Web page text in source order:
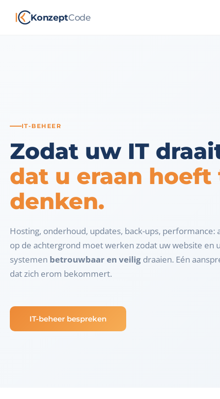
KonzeptCode
IT-BEHEER
Zodat uw IT
dat u eraan hoeft
denken.
Hosting, onderhoud, updates, back-ups, performance:
op de achtergrond moet werken zodat uw website en
systemen betrouwbaar en veilig draaien. Eén
dat zich erom bekommert.
IT-beheer bespreken